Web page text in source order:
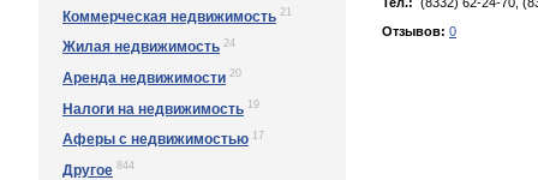
Коммерческая недвижимость 21
Жилая недвижимость 24
Аренда недвижимости 20
Налоги на недвижимость 19
Аферы с недвижимостью 17
Другое 844
Отзывов: 0